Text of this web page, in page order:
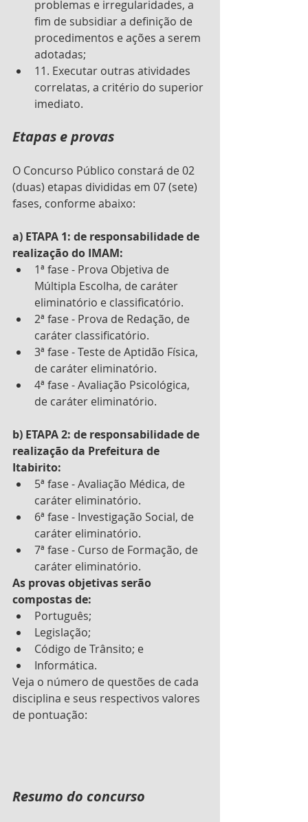
problemas e irregularidades, a
fim de subsidiar a definição de
procedimentos e ações a serem
adotadas;
11. Executar outras atividades
correlatas, a critério do superior
imediato.
Etapas e provas
O Concurso Público constará de 02
(duas) etapas divididas em 07 (sete)
fases, conforme abaixo:
a) ETAPA 1: de responsabilidade de
realização do IMAM:
1ª fase - Prova Objetiva de
Múltipla Escolha, de caráter
eliminatório e classificatório.
2ª fase - Prova de Redação, de
caráter classificatório.
3ª fase - Teste de Aptidão Física,
de caráter eliminatório.
4ª fase - Avaliação Psicológica,
de caráter eliminatório.
b) ETAPA 2: de responsabilidade de
realização da Prefeitura de
Itabirito:
5ª fase - Avaliação Médica, de
caráter eliminatório.
6ª fase - Investigação Social, de
caráter eliminatório.
7ª fase - Curso de Formação, de
caráter eliminatório.
As provas objetivas serão
compostas de:
Português;
Legislação;
Código de Trânsito; e
Informática.
Veja o número de questões de cada
disciplina e seus respectivos valores
de pontuação:
Resumo do concurso